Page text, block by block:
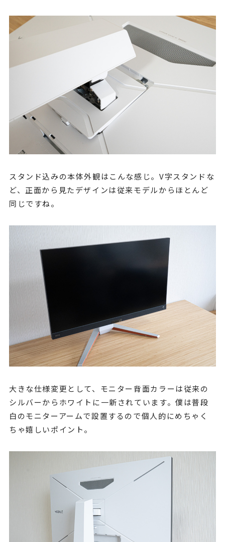
スタンド込みの本体外観はこんな感じ。V字スタンドな
ど、正面から見たデザインは従来モデルからほとんど
同じですね。
大きな仕様変更として、モニター背面カラーは従来の
シルバーからホワイトに一新されています。僕は普段
白のモニターアームで設置するので個人的にめちゃく
ちゃ嬉しいポイント。